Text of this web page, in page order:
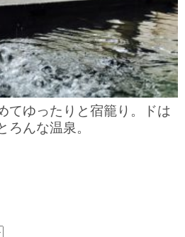
てゆったりと宿籠り。ドは
んな温泉。